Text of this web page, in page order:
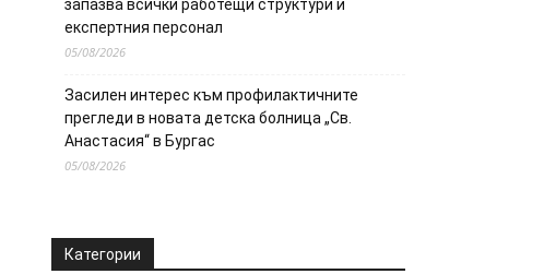
запазва всички работещи структури и
експертния персонал
05/08/2026
Засилен интерес към профилактичните
прегледи в новата детска болница „Св.
Анастасия“ в Бургас
05/08/2026
Категории